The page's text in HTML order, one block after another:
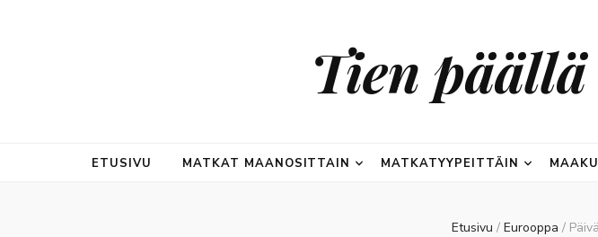
Tien
ETUSIVU MATKAT MAANOSITTAIN MATKATYYPEITTÄIN
Etusivu / Eurooppa /